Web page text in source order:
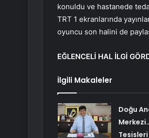
konuldu ve hastanede
TRT 1 ekranlarında
oyuncu son halini de
EĞLENCELİ HAL İLGİ
İlgili Makaleler
Doğu